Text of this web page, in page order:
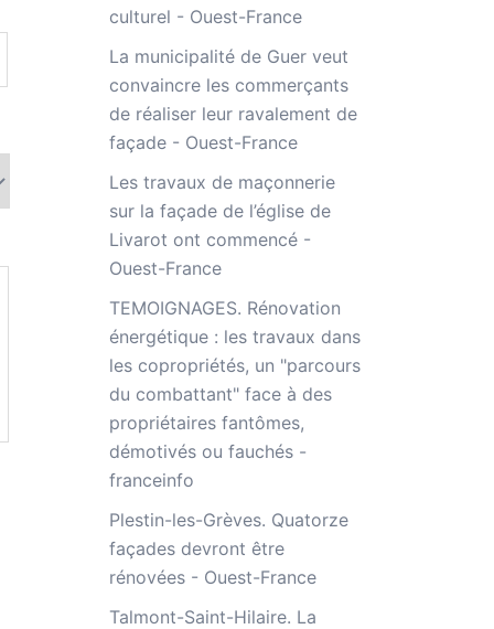
culturel - Ouest-France
La municipalité de Guer veut
convaincre les commerçants
de réaliser leur ravalement de
façade - Ouest-France
Les travaux de maçonnerie
sur la façade de l’église de
Livarot ont commencé -
Ouest-France
TEMOIGNAGES. Rénovation
énergétique : les travaux dans
les copropriétés, un "parcours
du combattant" face à des
propriétaires fantômes,
démotivés ou fauchés -
franceinfo
Plestin-les-Grèves. Quatorze
façades devront être
rénovées - Ouest-France
Talmont-Saint-Hilaire. La